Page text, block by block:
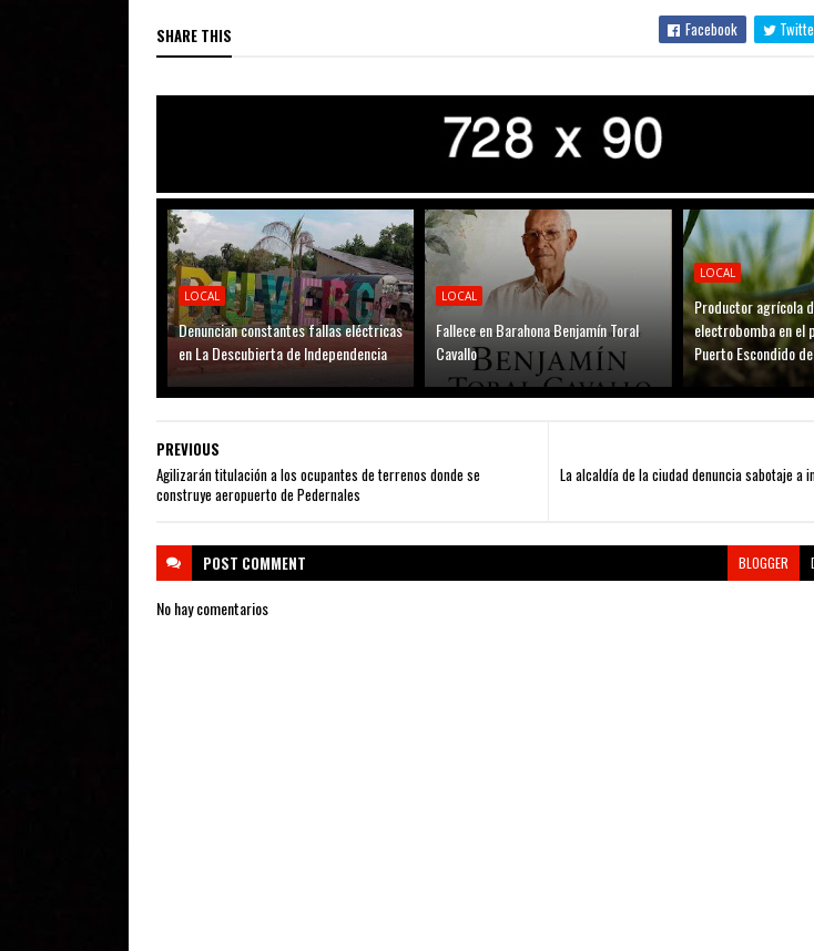
SHARE THIS Facebook
LOCAL
Denuncian constantes fallas eléctricas
en La Descubierta de Independencia
LOCAL
Fallece en Barahona Benjamín Toral
Cavallo
LOCAL
Productor agrícola
electrobomba en el
Puerto Escondido
La alcaldía de la ciudad denuncia sabotaje a
PREVIOUS
Agilizarán titulación a los ocupantes de terrenos donde se
construye aeropuerto de Pedernales
POST COMMENT BLOGGER
No hay comentarios